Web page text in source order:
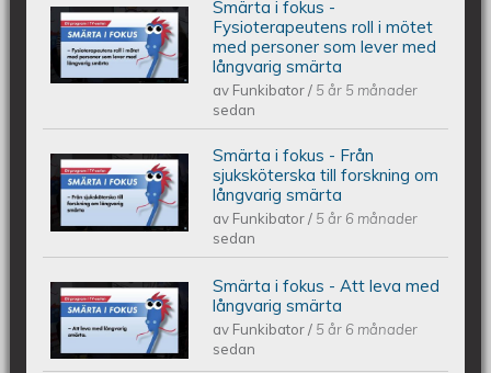
Smärta i fokus - Fysioterapeutens roll
i mötet med personer som lever med
långvarig smärta
Smärta i fokus -
Fysioterapeutens roll i mötet
med personer som lever med
långvarig smärta
av Funkibator/ 5 år 5 månader
sedan
Smärta i fokus - Från sjuksköterska
till forskning om långvarig smärta
Smärta i fokus - Från
sjuksköterska till forskning om
långvarig smärta
av Funkibator/ 5 år 6 månader
sedan
Smärta i fokus - Att leva med
långvarig smärta
Smärta i fokus - Att leva med
långvarig smärta
av Funkibator/ 5 år 6 månader
sedan